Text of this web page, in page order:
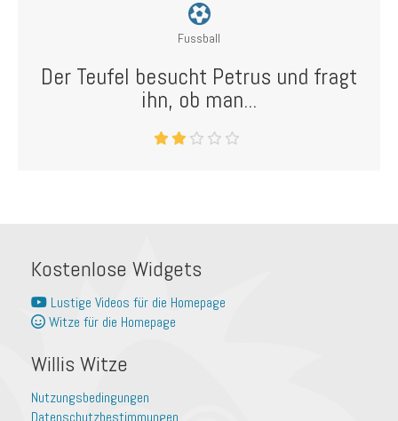
Fussball
Der Teufel besucht Petrus und fragt
ihn, ob man...
Kostenlose Widgets
Lustige Videos für die Homepage
Witze für die Homepage
Willis Witze
Nutzungsbedingungen
Datenschutzbestimmungen